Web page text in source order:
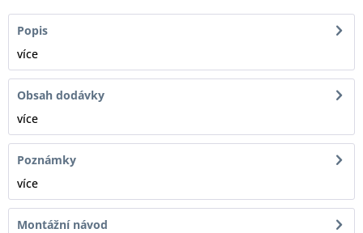
Popis
více
Obsah dodávky
více
Poznámky
více
Montážní návod